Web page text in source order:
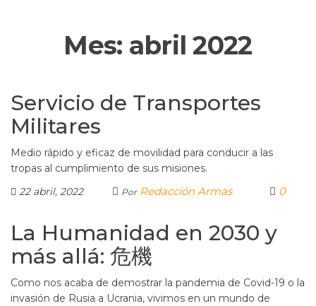
Mes: abril 2022
Servicio de Transportes
Militares
Medio rápido y eficaz de movilidad para conducir a las
tropas al cumplimiento de sus misiones.
22 abril, 2022
Por Redacción Armas 0
La Humanidad en 2030 y
más allá: 危機
Como nos acaba de demostrar la pandemia de Covid-19 o la
invasión de Rusia a Ucrania, vivimos en un mundo de